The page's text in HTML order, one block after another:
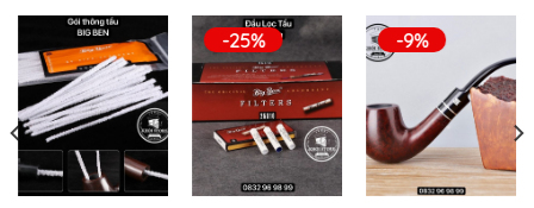
-25% -9%